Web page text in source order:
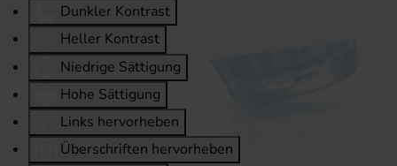
Dunkler Kontrast
Heller Kontrast
Niedrige Sättigung
Hohe Sättigung
Links hervorheben
Überschriften hervorheben